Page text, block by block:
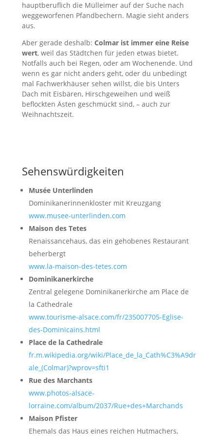
hauptberuflich die Mülleimer auf der Suche nach
weggeworfenen Pfandbechern. Magie sieht anders
aus.
Aber gerade deshalb: Colmar ist immer eine Reise
wert, weil das Städtchen für jeden etwas bietet.
Notfalls auch bei Regen, oder am Wochenende. Und
wenn es gar nicht anders geht, oder du unbedingt
mal Fachwerkhäuser sehen willst, die bis Unters
Dach mit Eisbären, Hirschgeweihen und weiß
beflockten Ästen geschmückt sind, – auch zur
Weihnachtszeit.
Sehenswürdigkeiten
Musée Unterlinden
Dominikanerinnenkloster mit Kreuzgang
www.musee-unterlinden.com
Maison des Tetes
Renaissancehaus, das ein gehobenes Restaurant
beherbergt
www.la-maison-des-tetes.com
Dominikanerkirche
Zentral gelegene Dominikanerkirche am Place de
la Cathedrale
www.tourisme-alsace.com/fr/235007705-Eglise-
des-Dominicains.html
Place de la Cathedrale
fr.m.wikipedia.org/wiki/Place_de_la_Cath%C3%A9dr
ale_(Colmar)?wprov=sfti1
Rue des Marchants
www.photos-alsace-
lorraine.com/album/2037/Rue+des+Marchands
Maison Pfister
Ehemals das Haus eines reichen Hutmachers,